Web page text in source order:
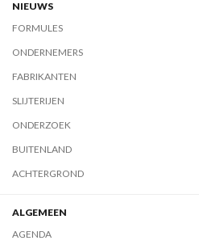
NIEUWS
FORMULES
ONDERNEMERS
FABRIKANTEN
SLIJTERIJEN
ONDERZOEK
BUITENLAND
ACHTERGROND
ALGEMEEN
AGENDA